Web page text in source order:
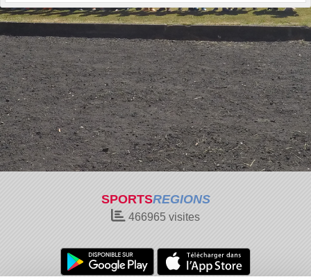
SPORTSREGIONS
466965 visites